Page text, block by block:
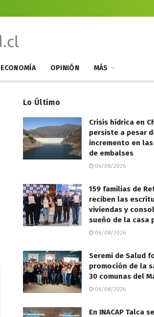
ECONOMÍA OPINIÓN MÁS
Lo Último
Crisis hídrica en
persiste a pesar
incremento en
de embalses
06/08/2026
159 familias de
reciben las
viviendas y
sueño de la casa
06/08/2026
Seremi de Salud
promoción de la
30 comunas del
06/08/2026
En INACAP Talca se